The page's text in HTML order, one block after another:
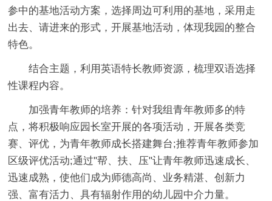
参中的基地活动方案，选择周边可利用的基地，采用走
出去、请进来的形式，开展基地活动，体现我园的整合
特色。
结合主题，利用英语特长教师资源，梳理双语选择
性课程内容。
加强青年教师的培养：针对我组青年教师多的特
点，将积极响应园长室开展的各项活动，开展各类竞
赛、评优，为青年教师成长搭建舞台;推荐青年教师参加
区级评优活动;通过"帮、扶、压"让青年教师迅速成长、
迅速成熟，使他们成为师德高尚、业务精湛、创新力
强、富有活力、具有辐射作用的幼儿园中介力量。